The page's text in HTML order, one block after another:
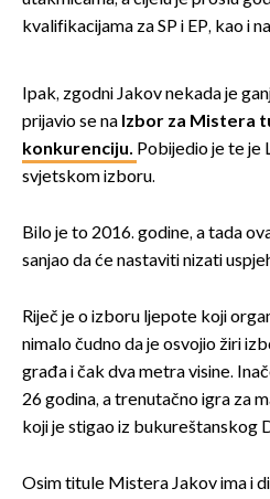
kvalifikacijama za SP i EP, kao i
Ipak, zgodni Jakov nekada je
prijavio se na Izbor za Mistera
konkurenciju. Pobijedio je te je
svjetskom izboru.
Bilo je to 2016. godine, a tada
sanjao da će nastaviti nizati
Riječ je o izboru ljepote koji
nimalo čudno da je osvojio žiri
građa i čak dva metra visine.
26 godina, a trenutačno igra za
koji je stigao iz bukureštanskog
Osim titule Mistera Jakov ima i